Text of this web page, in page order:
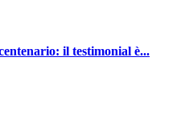
il testimonial è...